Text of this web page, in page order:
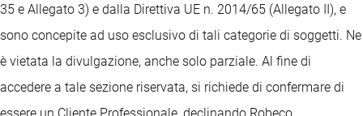
35 e Allegato 3) e dalla Direttiva UE n. 2014/65 (Allegato II), e
sono concepite ad uso esclusivo di tali categorie di soggetti. Ne
è vietata la divulgazione, anche solo parziale. Al fine di
accedere a tale sezione riservata, si richiede di confermare di